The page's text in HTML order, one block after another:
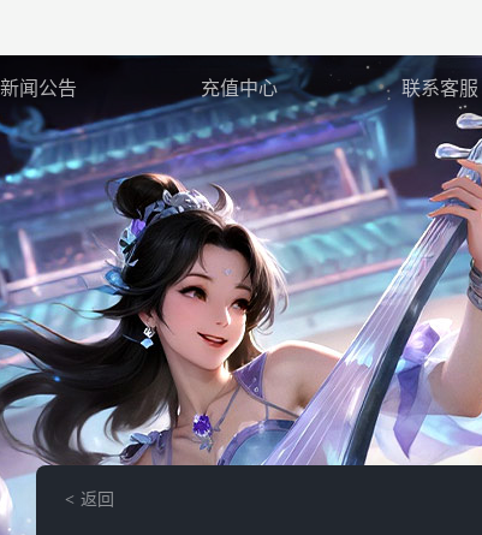
新闻公告 充值中心 联系客服
返回